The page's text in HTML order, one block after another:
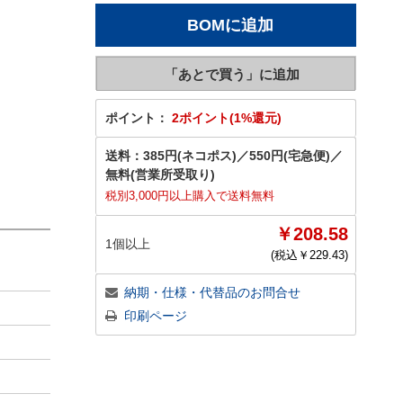
ポイント： 2ポイント(1%還元)
送料： 385円(ネコポス) ／550円(宅急便) ／
無料(営業所受取り)
税別3,000円以上購入で送料無料
1個以上 ￥208.58
(税込￥ 229.43)
納期・仕様・代替品のお問合せ
印刷ページ